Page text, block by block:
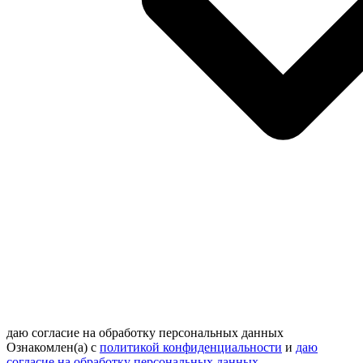
даю согласие на обработку персональных данных
Ознакомлен(а) с политикой конфиденциальности и даю